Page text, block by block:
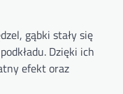
gąbki stały się
Dzięki ich
efekt oraz